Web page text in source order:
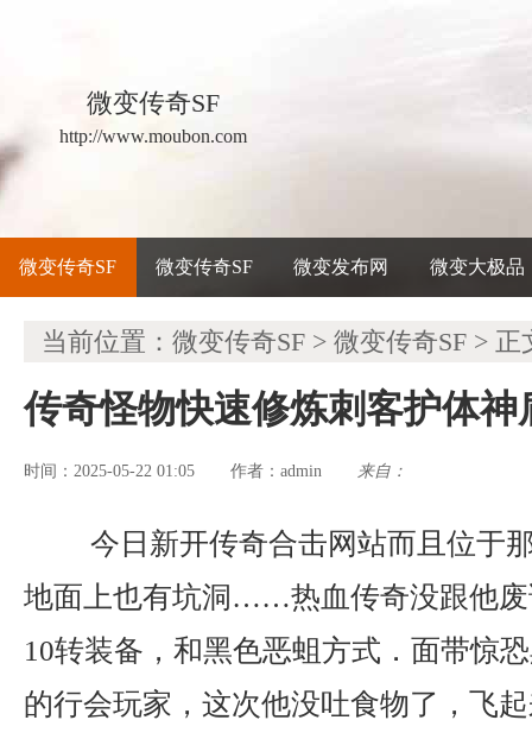
微变传奇SF
http://www.moubon.com
微变传奇SF 微变传奇SF 微变发布网 微变大极品
当前位置： 微变传奇SF > 微变传奇SF > 正
传奇怪物快速修炼刺客护体神
时间：2025-05-22 01:05 作者： admin 来自：
今日新开传奇合击网站而且位于
地面上也有坑洞……热血传奇没跟他废
10转装备，和黑色恶蛆方式．面带惊
的行会玩家，这次他没吐食物了，飞